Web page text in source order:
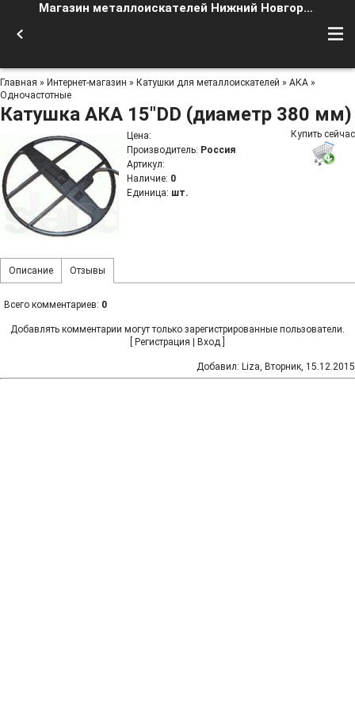
Магазин металлоискателей Нижний Новгород
Главная » Интернет-магазин » Катушки для металлоискателей » АКА »
Одночастотные
Катушка АКА 15"DD (диаметр 380 мм)
Цена:
Производитель: Россия
Артикул:
Наличие: 0
Единица: шт.
Купить сейчас
Описание Отзывы
Всего комментариев: 0
Добавлять комментарии могут только зарегистрированные пользователи.
Регистрация Вход
Добавил: Liza, Вторник, 15.12.2015